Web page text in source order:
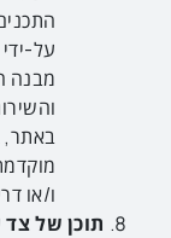
על-
מבנה
באתר,
ו/או
תוכן של